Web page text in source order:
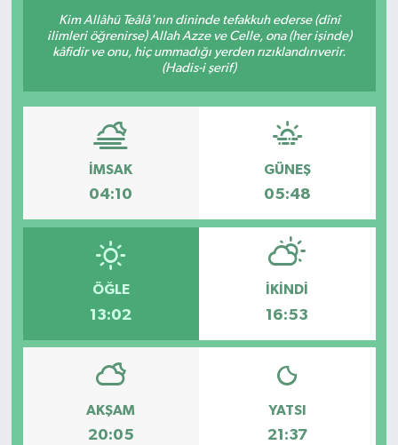
Kim Allâhü Teâlâ'nın dininde tefakkuh ederse (dînî
ilimleri öğrenirse) Allah Azze ve Celle, ona (her işinde)
kâfidir ve onu, hiç ummadığı yerden rızıklandırıverir.
(Hadis-i şerif)
İMSAK
04:10
GÜNEŞ
05:48
ÖĞLE
13:02
İKINDI
16:53
AKŞAM
20:05
YATSI
21:37
OTO DETAY
SON DAKİKA